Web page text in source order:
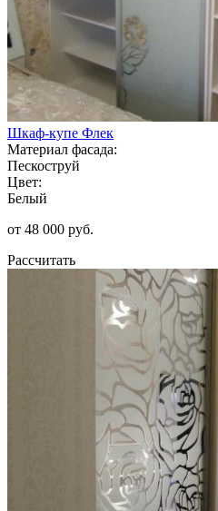
Шкаф-купе Флек
Материал фасада:
Пескоструй
Цвет:
Белый
от 48 000 руб.
Рассчитать